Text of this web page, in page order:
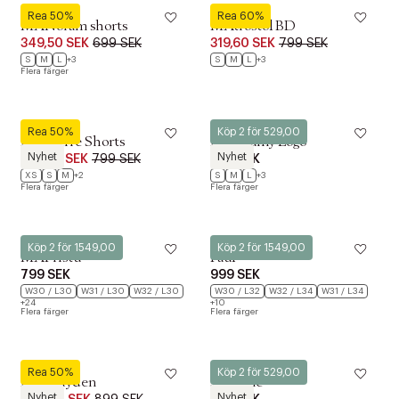
Rea 50%
Matinique
MANoram shorts
349,50 SEK 699 SEK
S M L +3
Flera färger
Rea 60%
Matinique
MAtrostol BD
319,60 SEK 799 SEK
S M L +3
Rea 50%
Nyhet
Matinique
MAPierre Shorts
399,50 SEK 799 SEK
XS S M
+2
Flera färger
Köp 2 för 529,00
Nyhet
Matinique
MAjeramy Logo
299 SEK
S M L +3
Flera färger
Köp 2 för 1549,00
Matinique
MAPristu
799 SEK
W30 / L30 W31 / L30
W32 / L30
+24
Flera färger
Köp 2 för 1549,00
Matinique
Paul
999 SEK
W30 / L32 W32 / L34
W31 / L34
+10
Flera färger
Rea 50%
Matinique
MABrayden
Köp 2 för 529,00
Matinique
Jermane